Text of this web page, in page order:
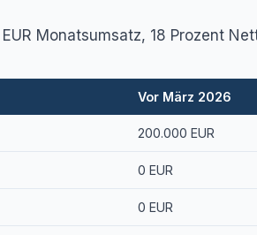
Monatsumsatz, 18 Prozent
Vor März 2026
200.000 EUR
0 EUR
0 EUR